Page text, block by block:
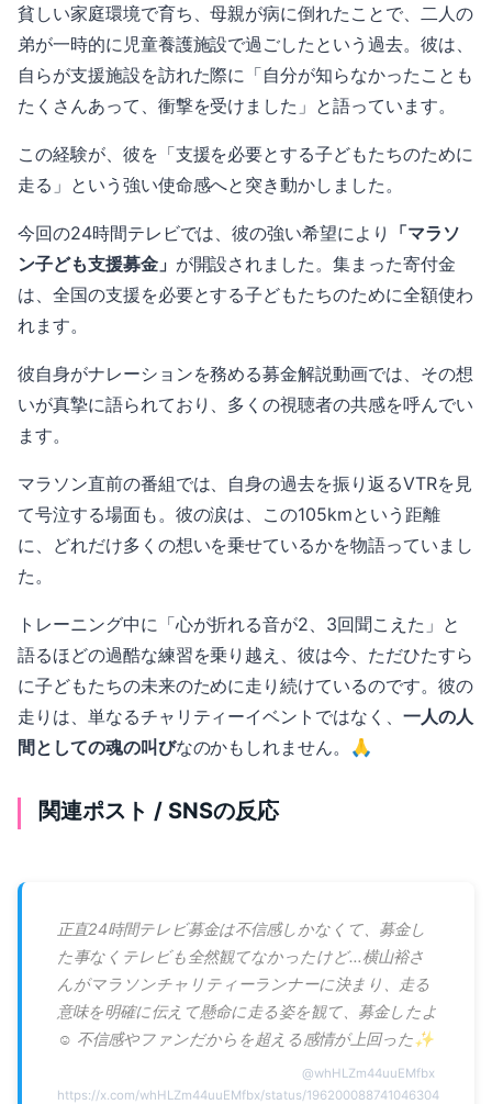
貧しい家庭環境で育ち、母親が病に倒れたことで、二人の
弟が一時的に児童養護施設で過ごしたという過去。彼は、
自らが支援施設を訪れた際に「自分が知らなかったことも
たくさんあって、衝撃を受けました」と語っています。
この経験が、彼を「支援を必要とする子どもたちのために
走る」という強い使命感へと突き動かしました。
今回の24時間テレビでは、彼の強い希望により
「マラソ
ン子ども支援募金」 が開設されました。集まった寄付金
は、全国の支援を必要とする子どもたちのために全額使わ
れます。
彼自身がナレーションを務める募金解説動画では、その想
いが真摯に語られており、多くの視聴者の共感を呼んでい
ます。
マラソン直前の番組では、自身の過去を振り返るVTRを見
て号泣する場面も。彼の涙は、この105kmという距離
に、どれだけ多くの想いを乗せているかを物語っていまし
た。
トレーニング中に「心が折れる音が2、3回聞こえた」と
語るほどの過酷な練習を乗り越え、彼は今、ただひたすら
に子どもたちの未来のために走り続けているのです。彼の
走りは、単なるチャリティーイベントではなく、 一人の人
間としての魂の叫びなのかもしれません。🙏
関連ポスト / SNSの反応
正直24時間テレビ募金は不信感しかなくて、募金し
た事なくテレビも全然観てなかったけど…横山裕さ
んがマラソンチャリティーランナーに決まり、走る
意味を明確に伝えて懸命に走る姿を観て、募金したよ
☺️ 不信感やファンだからを超える感情が上回った✨
@whHLZm44uuEMfbx
https://x.com/whHLZm44uuEMfbx/status/196200088741046304